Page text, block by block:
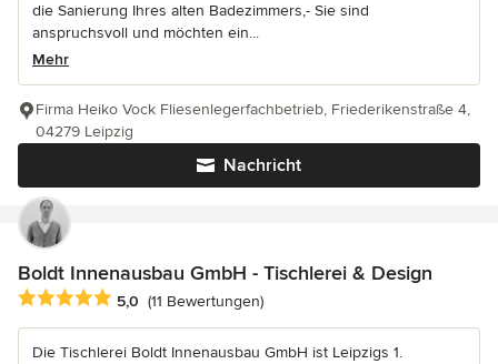
die Sanierung Ihres alten Badezimmers,- Sie sind
anspruchsvoll und möchten ein...
Mehr
Nachricht
Firma Heiko Vock Fliesenlegerfachbetrieb, Friederikenstraße 4,
04279 Leipzig
Boldt Innenausbau GmbH - Tischlerei & Design
Durchschnittliche Bewertung: 5 von 5 Sternen
5,0 (11 Bewertungen)
Die Tischlerei Boldt Innenausbau GmbH ist Leipzigs 1.